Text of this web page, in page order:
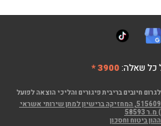
כל שאלה:3900 *
חיובים בריבית פיגורים והליכי הוצאה לפועל
חברת ליסקאר ליסינג ומימון בע"מ ח.פ. 515609667, המחזיקה ברישיון למתן שירותי אשראי
58593
ביטוח וחסכון